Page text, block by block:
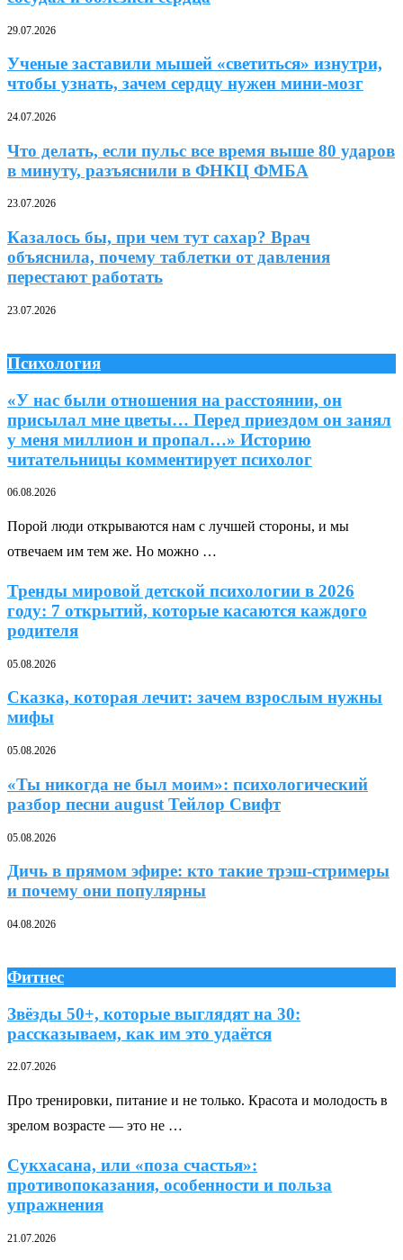
29.07.2026
Ученые заставили мышей «светиться» изнутри,
чтобы узнать, зачем сердцу нужен мини-мозг
24.07.2026
Что делать, если пульс все время выше 80 ударов
в минуту, разъяснили в ФНКЦ ФМБА
23.07.2026
Казалось бы, при чем тут сахар? Врач
объяснила, почему таблетки от давления
перестают работать
23.07.2026
Психология
«У нас были отношения на расстоянии, он
присылал мне цветы… Перед приездом он занял
у меня миллион и пропал…» Историю
читательницы комментирует психолог
06.08.2026
Порой люди открываются нам с лучшей стороны, и мы
отвечаем им тем же. Но можно …
Тренды мировой детской психологии в 2026
году: 7 открытий, которые касаются каждого
родителя
05.08.2026
Сказка, которая лечит: зачем взрослым нужны
мифы
05.08.2026
«Ты никогда не был моим»: психологический
разбор песни august Тейлор Свифт
05.08.2026
Дичь в прямом эфире: кто такие трэш-стримеры
и почему они популярны
04.08.2026
Фитнес
Звёзды 50+, которые выглядят на 30:
рассказываем, как им это удаётся
22.07.2026
Про тренировки, питание и не только. Красота и молодость в
зрелом возрасте — это не …
Сукхасана, или «поза счастья»:
противопоказания, особенности и польза
упражнения
21.07.2026